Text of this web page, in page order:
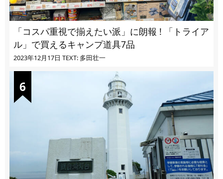
「コスパ重視で揃えたい派」に朗報 ! 「トライア
ル」で買えるキャンプ道具7品
2023年12月17日 TEXT: 多田壮一